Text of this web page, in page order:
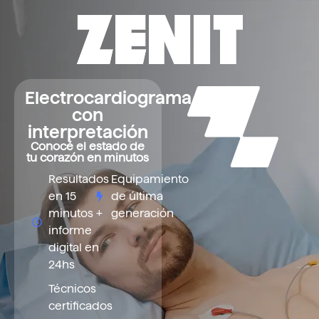
Electrocardiograma
con
interpretación
Conocé el estado de
tu corazón en minutos
Resultados
en 15
minutos +
informe
digital en
24hs
Técnicos
certificados
Equipamiento
de última
generación